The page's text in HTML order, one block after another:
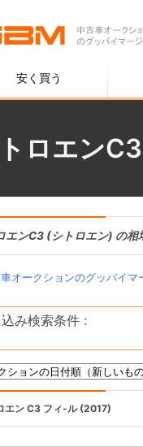
安く買う
ロエン
エンC3 (シトロエン) の相
オークションのグッバイマ
み検索条件 :
エンC3 フィ-ル (2017)